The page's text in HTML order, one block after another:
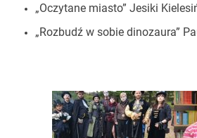
„Oczytane miasto” Jesiki
„Rozbudź w sobie dinozaura”